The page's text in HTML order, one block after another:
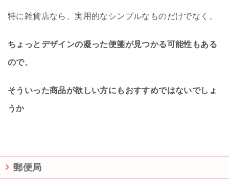
特に雑貨店なら、実用的なシンプルなものだけでなく、
ちょっとデザインの凝った便箋が見つかる可能性もある
ので、
そういった商品が欲しい方にもおすすめではないでしょ
うか
郵便局